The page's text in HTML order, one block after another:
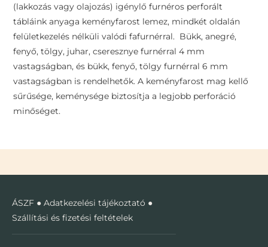
(lakkozás vagy olajozás) igénylő furnéros perforált
tábláink anyaga keményfarost lemez, mindkét oldalán
felületkezelés nélküli valódi fafurnérral. Bükk, anegré,
fenyő, tölgy, juhar, cseresznye furnérral 4 mm
vastagságban, és bükk, fenyő, tölgy furnérral 6 mm
vastagságban is rendelhetők. A keményfarost mag kellő
sűrűsége, keménysége biztosítja a legjobb perforáció
minőséget.
ÁSZF ● Adatkezelési tájékoztató ●
Szállítási és fizetési feltételek